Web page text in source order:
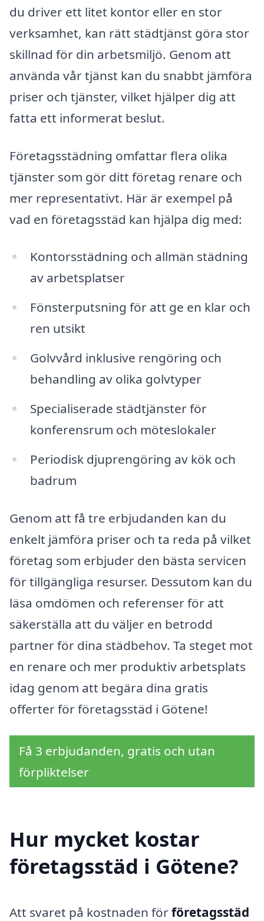
du driver ett litet kontor eller en stor
verksamhet, kan rätt städtjänst göra stor
skillnad för din arbetsmiljö. Genom att
använda vår tjänst kan du snabbt jämföra
priser och tjänster, vilket hjälper dig att
fatta ett informerat beslut.
Företagsstädning omfattar flera olika
tjänster som gör ditt företag renare och
mer representativt. Här är exempel på
vad en företagsstäd kan hjälpa dig med:
Kontorsstädning och allmän städning
av arbetsplatser
Fönsterputsning för att ge en klar och
ren utsikt
Golvvård inklusive rengöring och
behandling av olika golvtyper
Specialiserade städtjänster för
konferensrum och möteslokaler
Periodisk djuprengöring av kök och
badrum
Genom att få tre erbjudanden kan du
enkelt jämföra priser och ta reda på vilket
företag som erbjuder den bästa servicen
för tillgängliga resurser. Dessutom kan du
läsa omdömen och referenser för att
säkerställa att du väljer en betrodd
partner för dina städbehov. Ta steget mot
en renare och mer produktiv arbetsplats
idag genom att begära dina gratis
offerter för företagsstäd i Götene!
Få 3 erbjudanden, gratis och utan
förpliktelser
Hur mycket kostar
företagsstäd i Götene?
Att svaret på kostnaden förföretagsstäd